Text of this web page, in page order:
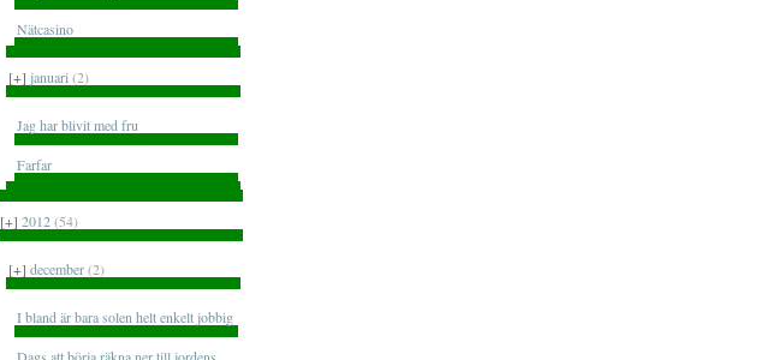
Nätcasino
[+] januari (2)
Jag har blivit med fru
Farfar
[+] 2012(54)
[+] december(2)
I bland är bara solen helt enkelt jobbig